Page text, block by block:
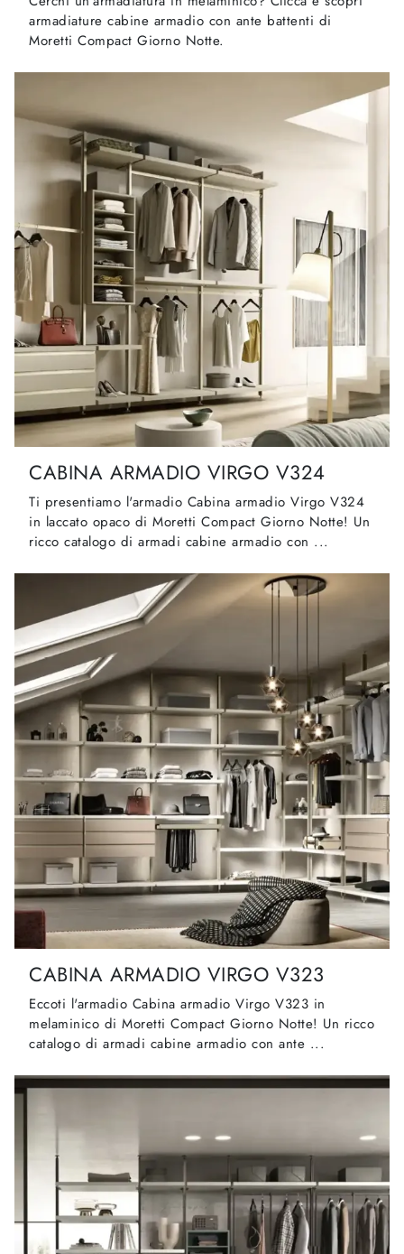
armadiature cabine armadio con ante battenti di
Moretti Compact Giorno Notte.
CABINA ARMADIO VIRGO V324
Ti presentiamo l'armadio Cabina armadio Virgo V324
in laccato opaco di Moretti Compact Giorno Notte! Un
ricco catalogo di armadi cabine armadio con ...
CABINA ARMADIO VIRGO V323
Eccoti l'armadio Cabina armadio Virgo V323 in
melaminico di Moretti Compact Giorno Notte! Un ricco
catalogo di armadi cabine armadio con ante ...